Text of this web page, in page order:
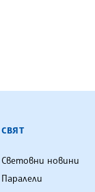
СВЯТ
Световни новини
Паралели